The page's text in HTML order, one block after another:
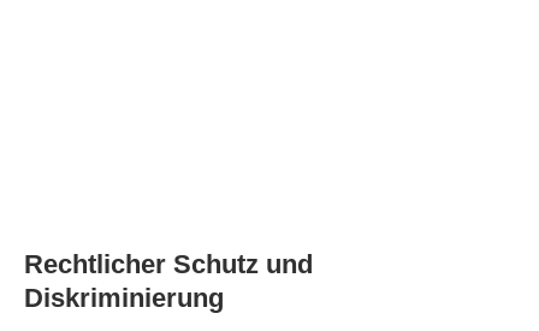
Rechtlicher Schutz und
Diskriminierung